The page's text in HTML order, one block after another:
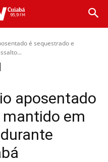
é sequestrado e
aposentado
mantido em